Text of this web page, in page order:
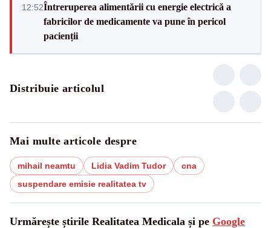
12:52Întreruperea alimentării cu energie electrică a
fabricilor de medicamente va pune în pericol
pacienții
Distribuie articolul
Mai multe articole despre
mihail neamtu Lidia Vadim Tudor
cna
suspendare emisie realitatea tv
Urmărește știrile Realitatea Medicala și pe Google